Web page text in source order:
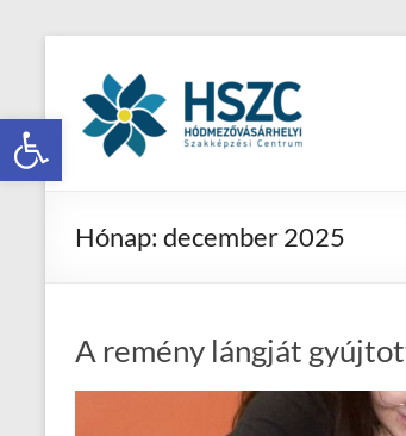
Eszköztár megnyitása
Hónap: december 2025
A remény lángját